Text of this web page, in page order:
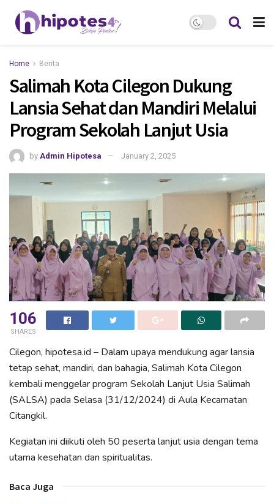
Home Berita
Salimah Kota Cilegon Dukung
Lansia Sehat dan Mandiri Melalui
Program Sekolah Lanjut Usia
by Admin Hipotesa January 2, 2025
106
SHARES
Cilegon, hipotesa.id – Dalam upaya mendukung agar lansia
tetap sehat, mandiri, dan bahagia, Salimah Kota Cilegon
kembali menggelar program Sekolah Lanjut Usia Salimah
(SALSA) pada Selasa (31/12/2024) di Aula Kecamatan
Citangkil.
Kegiatan ini diikuti oleh 50 peserta lanjut usia dengan tema
utama kesehatan dan spiritualitas.
Baca Juga